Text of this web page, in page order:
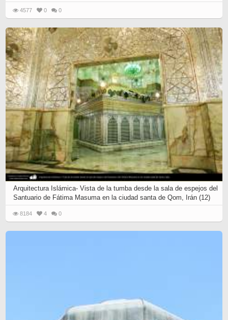
4577 0 0
Arquitectura Islámica- Vista de la tumba desde la sala de espejos del
Santuario de Fátima Masuma en la ciudad santa de Qom, Irán (12)
8184 4 0